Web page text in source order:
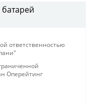
ответственностью
Оперейтинг